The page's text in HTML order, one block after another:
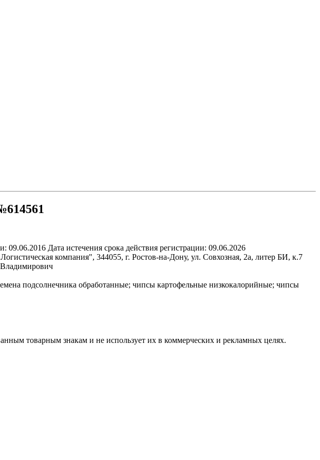
09.06.2016 Дата истечения срока действия регистрации: 09.06.2026
компания", 344055, г. Ростов-на-Дону, ул. Совхозная, 2а, литер БИ, к.7
подсолнечника обработанные; чипсы картофельные низкокалорийные; чипсы
товарным знакам и не использует их в коммерческих и рекламных целях.